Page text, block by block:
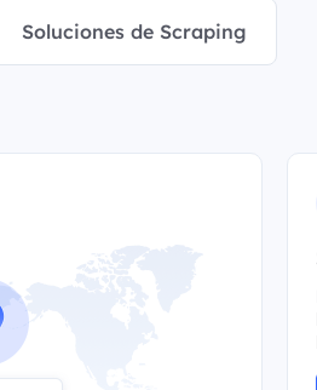
Soluciones de Scraping